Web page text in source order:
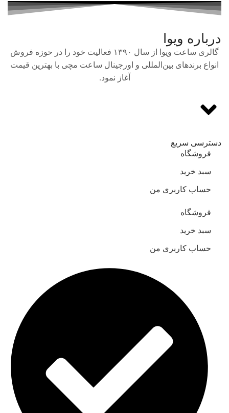
درباره ویوا
گالری ساعت ویوا از سال ۱۳۹۰ فعالیت خود را در حوزه فروش
انواع برندهای بین‌المللی و اورجینال ساعت مچی با بهترین قیمت
آغاز نمود.
دسترسی سریع
فروشگاه
سبد خرید
حساب کاربری من
فروشگاه
سبد خرید
حساب کاربری من